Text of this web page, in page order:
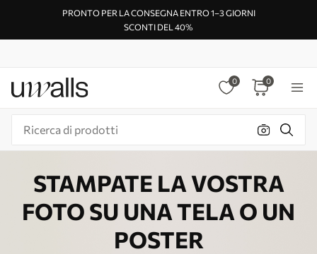
PRONTO PER LA CONSEGNA ENTRO 1–3 GIORNI
SCONTI DEL 40%
0 0
STAMPATE LA VOSTRA
FOTO SU UNA TELA O UN
POSTER